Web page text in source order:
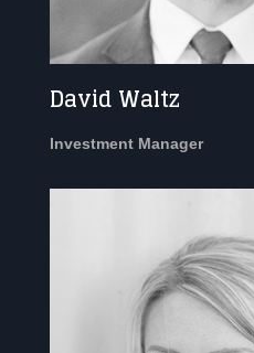
David Waltz
Investment Manager